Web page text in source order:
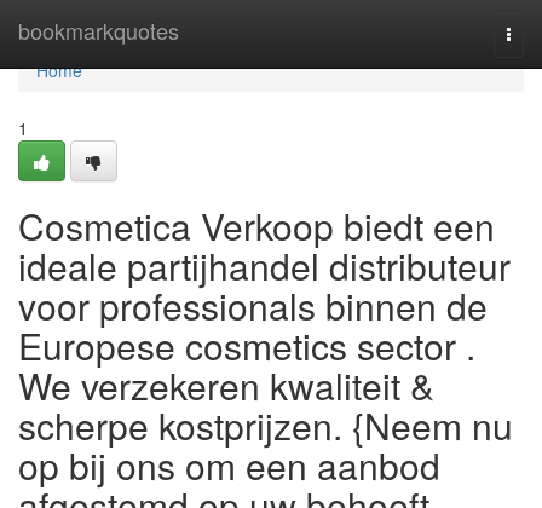
bookmarkquotes
Home
Home
1
Cosmetica Verkoop biedt een
ideale partijhandel distributeur
voor professionals binnen de
Europese cosmetics sector .
We verzekeren kwaliteit &
scherpe kostprijzen. {Neem nu
op bij ons om een aanbod